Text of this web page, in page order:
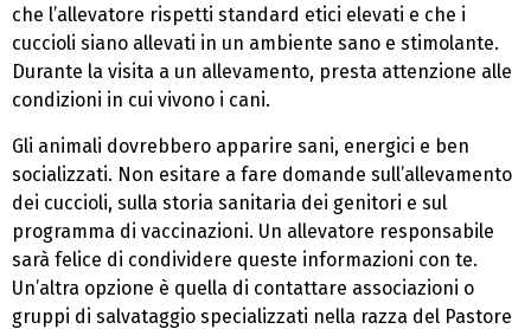
che l’allevatore rispetti standard etici elevati e che i
cuccioli siano allevati in un ambiente sano e stimolante.
Durante la visita a un allevamento, presta attenzione alle
condizioni in cui vivono i cani.
Gli animali dovrebbero apparire sani, energici e ben
socializzati. Non esitare a fare domande sull’allevamento
dei cuccioli, sulla storia sanitaria dei genitori e sul
programma di vaccinazioni. Un allevatore responsabile
sarà felice di condividere queste informazioni con te.
Un’altra opzione è quella di contattare associazioni o
gruppi di salvataggio specializzati nella razza del Pastore